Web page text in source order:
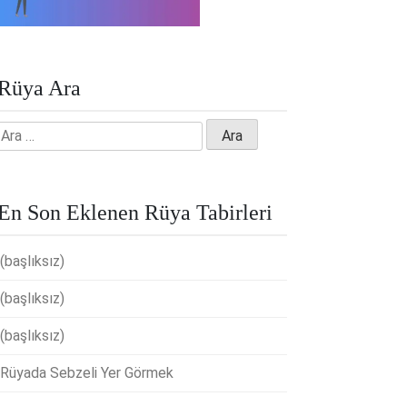
Ara
Arama:
Son Eklenen Rüya Tabirleri
(başlıksız)
(başlıksız)
(başlıksız)
Rüyada Sebzeli Yer Görmek